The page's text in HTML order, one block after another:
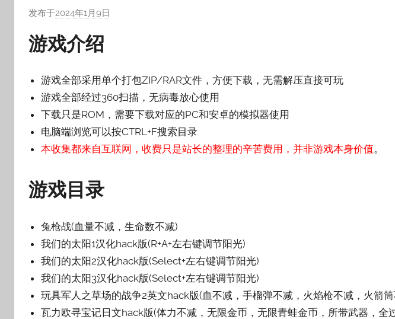
发布于2024年1月9日
壳
游戏介绍
游戏全部采用单个打包ZIP/RAR文件，方便下载，无需解压直接可玩
游戏全部经过360扫描，无病毒放心使用
下载只是ROM，需要下载对应的PC和安卓的模拟器使用
电脑端浏览可以按CTRL+F搜索目录
本收集都来自互联网，收费只是站长的整理的辛苦费用，并非游戏本身价值。
游戏目录
兔枪战(血量不减，生命数不减)
我们的太阳1汉化hack版(R+A+左右键调节阳光)
我们的太阳2汉化hack版(Select+左右键调节阳光)
我们的太阳3汉化hack版(Select+左右键调节阳光)
玩具军人之草场的战争2英文hack版(血不减，手榴弹不减，火焰枪不减，火箭
瓦力欧寻宝记日文hack版(体力不减，无限金币，无限青蛙金币，所带武器，全